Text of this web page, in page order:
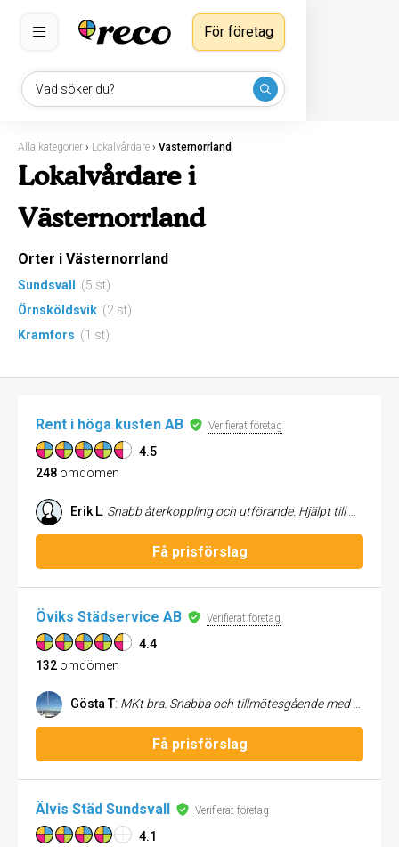
Vad söker du?
För företag
Alla kategorier › Lokalvårdare › Västernorrland
Lokalvårdare i
Västernorrland
Orter i Västernorrland
Sundsvall
(5 st)
Örnsköldsvik (2 st)
Kramfors (1 st)
Rent i höga kusten AB Verifierat företag
4.5
248 omdömen
Erik L: Snabb återkoppling och utförande. Hjälpt till med att klippa gräs, röja sly, bortforsling samt andra trädgårdsarbeten. Trevliga och pålitliga. Rekommenderar.
Få prisförslag
Öviks Städservice AB Verifierat företag
4.4
132 omdömen
Gösta T: MKt bra. Snabba och tillmötesgående med fina städresultat
Få prisförslag
Älvis Städ Sundsvall Verifierat företag
4.1